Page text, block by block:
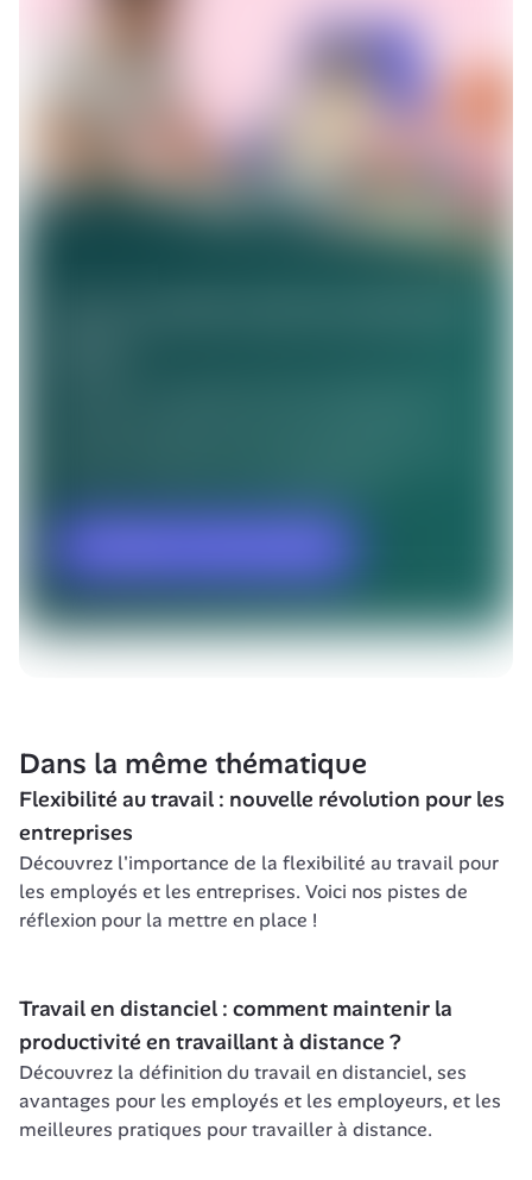
Dans la même thématique
Flexibilité au travail : nouvelle révolution pour les
entreprises
Découvrez l'importance de la flexibilité au travail pour
les employés et les entreprises. Voici nos pistes de
réflexion pour la mettre en place !
Travail en distanciel : comment maintenir la
productivité en travaillant à distance ?
Découvrez la définition du travail en distanciel, ses
avantages pour les employés et les employeurs, et les
meilleures pratiques pour travailler à distance.